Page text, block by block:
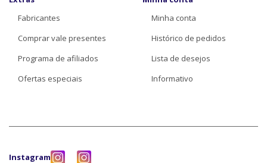
Fabricantes
Comprar vale presentes
Programa de afiliados
Ofertas especiais
Minha conta
Histórico de pedidos
Lista de desejos
Informativo
Instagram